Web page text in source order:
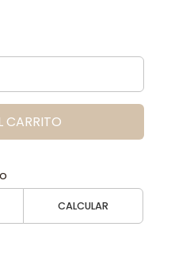
CARRITO
CALCULAR